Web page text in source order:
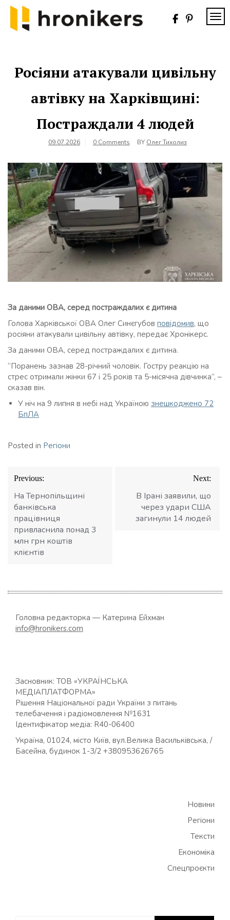
Skip
content
Росіяни атакували цивільну
автівку на Харківщині:
Постраждали 4 людей
09.07.2026 0 Comments BY Олег Тихолиз
За даними ОВА, серед постраждалих є дитина
Голова Харківської ОВА Олег Синєгубов повідомив, що
росіяни атакували цивільну автівку, передає Хронікерс.
За даними ОВА, серед постраждалих є дитина.
“Поранень зазнав 28-річний чоловік. Гостру реакцію на
стрес отримали жінки 67 і 25 років та 5-місячна дівчинка”, –
сказав він.
У ніч на 9 липня в небі над Україною знешкоджено 72
БпЛА
Posted in Регіони
Навігація
записів
Previous:
На Тернопільщині
банківська
працівниця
привласнила понад 3
млн грн коштів
клієнтів
Next:
В Ірані заявили, що
через удари США
загинули 14 людей
Головна редакторка — Катерина Ейхман
info@hronikers.com
Засновник: ТОВ «УКРАЇНСЬКА
МЕДІАПЛАТФОРМА»
Рішення Національної ради України з питань
телебачення і радіомовлення №1631
Ідентифікатор медіа: R40-06400
Україна, 01024, місто Київ, вул.Велика Васильківська, /
Басейна, будинок 1-3/2 +380953626765
Новини
Регіони
Тексти
Економіка
Спецпроєкти